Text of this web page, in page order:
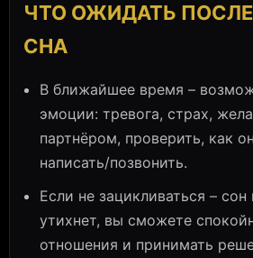
ЧТО ОЖИДАТЬ
СНА
В ближайшее время –
эмоции: тревога, страх,
партнёром, проверить, как
написать/позвонить.
Если не зацикливаться – сон
утихнет, вы сможете
отношения и принимать